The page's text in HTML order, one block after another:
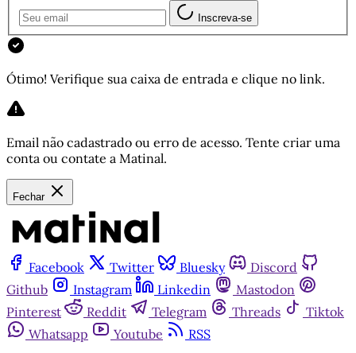
Inscreva-se
Ótimo! Verifique sua caixa de entrada e clique no link.
Email não cadastrado ou erro de acesso. Tente criar uma
conta ou contate a Matinal.
Fechar
Facebook Twitter Bluesky
Discord
Github
Instagram Linkedin
Mastodon
Pinterest
Reddit Telegram Threads
Tiktok
Whatsapp
Youtube
RSS